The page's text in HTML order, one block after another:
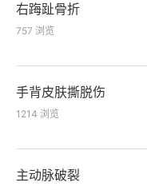
右踇趾骨折
757 浏览
手背皮肤撕脱伤
1214 浏览
主动脉破裂